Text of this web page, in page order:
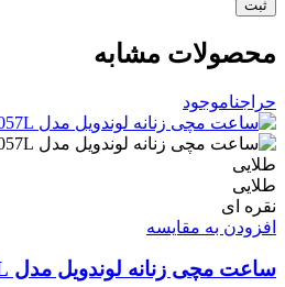
محصولات مشابه
حراجناموجود
طلایی
نقره ای
افزودن به مقایسه
ساعت مچی زنانه لوندویل مدل LOND WEIL 20057L